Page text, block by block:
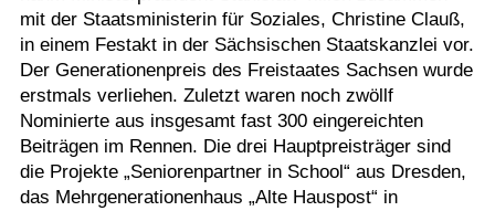
Termine
Kostenlos
mit der Staatsministerin für Soziales, Christine Clauß,
in einem Festakt in der Sächsischen Staatskanzlei vor.
Der Generationenpreis des Freistaates Sachsen wurde
erstmals verliehen. Zuletzt waren noch zwöllf
Nominierte aus insgesamt fast 300 eingereichten
Beiträgen im Rennen. Die drei Hauptpreisträger sind
die Projekte „Seniorenpartner in School“ aus Dresden,
das Mehrgenerationenhaus „Alte Hauspost“ in